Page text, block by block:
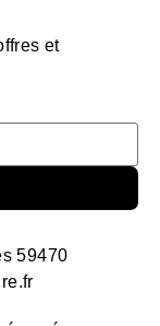
et
59470